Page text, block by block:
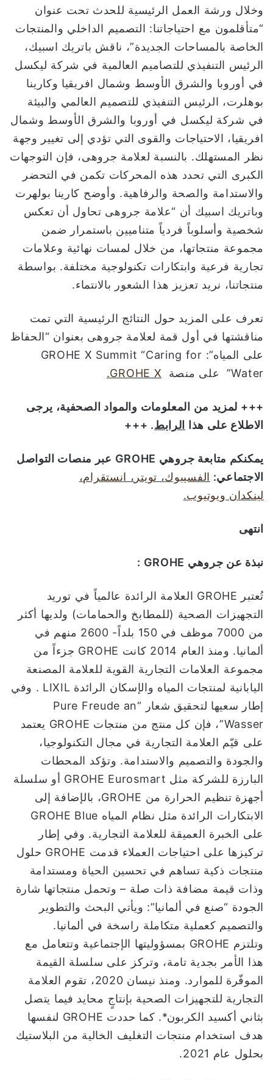
وخلال ورشة العمل الرئيسية للحدث تحت عنوان
“متأقلمون مع احتياجاتنا: التصميم الداخلي والمنتجات
الخاصة بالمساحات الجديدة”، ناقش باتريك اسبيك،
الرئيس التنفيذي للتصاميم العالمية في شركة ليكسل
في أوروبا والشرق الأوسط وشمال افريقيا وكارينا
بوهلرت، الرئيس التنفيذي للتصميم العالمي والبيئة
في شركة ليكسل في أوروبا والشرق الأوسط وشمال
افريقيا، الاحتياجات والقوى التي تؤدي إلى تغيير وجهة
نظر المستهلك. بالنسبة لعلامة جروهى، فإن التوجهات
الكبرى التي تحدد هذه المحركات تكمن في التحضر
والاستدامة والصحة والرفاهية. وأوضح كارينا بولهرت
وباتريك اسبيك أن “علامة جروهى تحاول أن تعكس
شخصية وأسلوباً فردياً متناميين باستمرار ضمن
مجموعة منتجاتها، من خلال لمسات نهائية وعلامات
تجارية فرعية وابتكارات تكنولوجية مختلفة. بواسطة
منتجاتنا، نريد تعزيز هذا الشعور بالانتماء.
تعرف على المزيد حول النتائج الرئيسية التي تمت
مناقشتها في أول قمة لعلامة جروهى بعنوان “الحفاظ
على المياه”: GROHE X Summit “Caring for
Water” على منصة
GROHE X.
+++ لمزيد من المعلومات والمواد الصحفية، يرجى
الاطلاع على هذا
الرابط. +++
يمكنكم متابعة جروهي GROHE عبر منصات التواصل
الاجتماعي: الفسيبوك، تويتر ، انستقرام،
لينكدان ويوتيوب.
انتهى
نبذة عن جروهي GROHE
:
تُعتبر GROHE العلامة الرائدة عالمياً في توريد
التجهيزات الصحية (للمطابخ والحمامات) ولديها أكثر
من 7000 موظف في 150 بلداً- 2600 منهم في
ألمانيا. ومنذ العام 2014 كانت GROHE جزءاً من
مجموعة العلامات التجارية القوية للعلامة المصنعة
اليابانية لمنتجات المياه والإسكان الرائدة LIXIL . وفي
إطار سعيها لتحقيق شعار “Pure Freude an
Wasser”، فإن كل منتج من منتجات GROHE يعتمد
على قيّم العلامة التجارية في مجال التكنولوجيا،
والجودة والتصميم والاستدامة. وتؤكد المحطات
البارزة للشركة مثل GROHE Eurosmart أو سلسلة
أجهزة تنظيم الحرارة من GROHE، بالإضافة إلى
الابتكارات الرائدة مثل نظام المياه GROHE Blue
على الخبرة العميقة للعلامة التجارية. وفي إطار
تركيزها على احتياجات العملاء قدمت GROHE حلول
منتجات ذكية تساهم في تحسين الحياة ومستدامة
وذات قيمة مضافة ذات صلة – وتحمل منتجاتها شارة
الجودة “صنع في ألمانيا”: ويأتي البحث والتطوير
والتصميم كعملية متكاملة راسخة في ألمانيا.
وتلتزم GROHE بمسؤوليتها الإجتماعية وتتعامل مع
هذا الأمر بجدية تامة، وتركز على سلسلة القيمة
الموفّرة للموارد. ومنذ نيسان 2020، تقوم العلامة
التجارية للتجهيزات الصحية بإنتاجٍ محايد فيما يتصل
بثاني أكسيد الكربون*. كما حددت GROHE لنفسها
هدف استخدام منتجات التغليف الخالية من البلاستيك
بحلول عام 2021.